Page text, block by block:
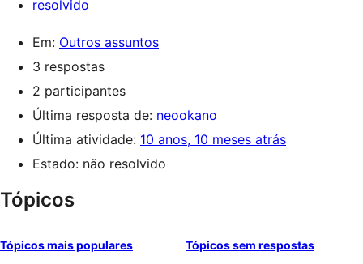
resolvido
Em: Outros assuntos
3 respostas
2 participantes
Última resposta de: neookano
Última atividade: 10 anos, 10 meses atrás
Estado: não resolvido
Tópicos
Tópicos mais populares Tópicos sem respostas